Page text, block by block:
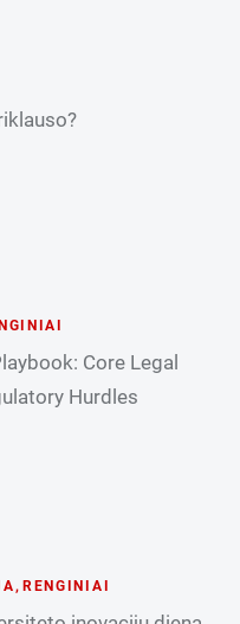
Core Legal
Hurdles
, RENGINIAI